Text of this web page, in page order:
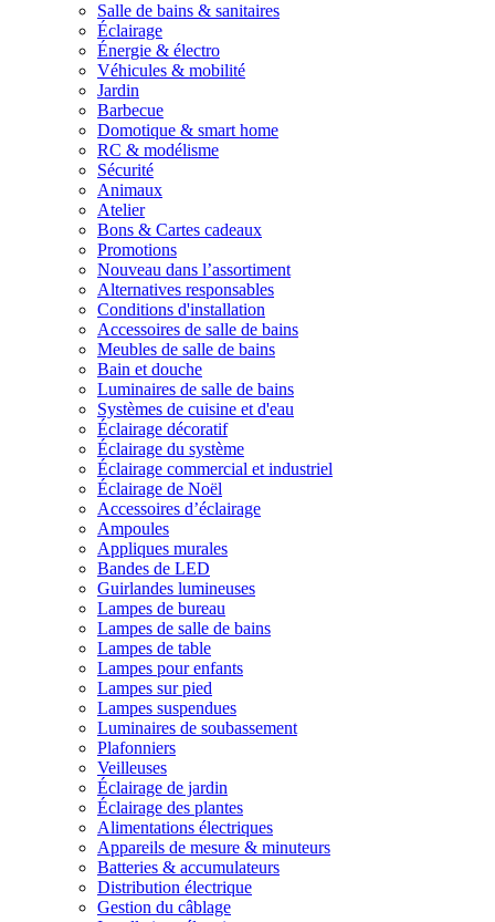
Salle de bains & sanitaires
Éclairage
Énergie & électro
Véhicules & mobilité
Jardin
Barbecue
Domotique & smart home
RC & modélisme
Sécurité
Animaux
Atelier
Bons & Cartes cadeaux
Promotions
Nouveau dans l’assortiment
Alternatives responsables
Conditions d'installation
Accessoires de salle de bains
Meubles de salle de bains
Bain et douche
Luminaires de salle de bains
Systèmes de cuisine et d'eau
Éclairage décoratif
Éclairage du système
Éclairage commercial et industriel
Éclairage de Noël
Accessoires d’éclairage
Ampoules
Appliques murales
Bandes de LED
Guirlandes lumineuses
Lampes de bureau
Lampes de salle de bains
Lampes de table
Lampes pour enfants
Lampes sur pied
Lampes suspendues
Luminaires de soubassement
Plafonniers
Veilleuses
Éclairage de jardin
Éclairage des plantes
Alimentations électriques
Appareils de mesure & minuteurs
Batteries & accumulateurs
Distribution électrique
Gestion du câblage